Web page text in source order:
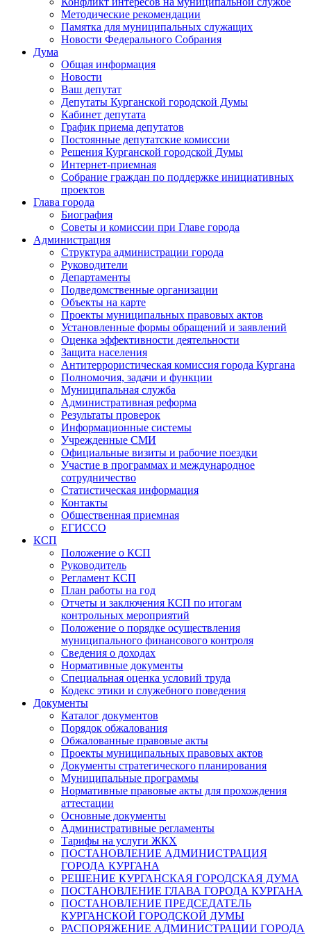
Методические рекомендации
Памятка для муниципальных служащих
Новости Федерального Cобрания
Дума
Общая информация
Новости
Ваш депутат
Депутаты Курганской городской Думы
Кабинет депутата
График приема депутатов
Постоянные депутатские комиссии
Решения Курганской городской Думы
Интернет-приемная
Собрание граждан по поддержке инициативных
проектов
Глава города
Биография
Советы и комиссии при Главе города
Администрация
Структура администрации города
Руководители
Департаменты
Подведомственные организации
Объекты на карте
Проекты муниципальных правовых актов
Установленные формы обращений и заявлений
Оценка эффективности деятельности
Защита населения
Антитеррористическая комиссия города Кургана
Полномочия, задачи и функции
Муниципальная служба
Административная реформа
Результаты проверок
Информационные системы
Учрежденные СМИ
Официальные визиты и рабочие поездки
Участие в программах и международное
сотрудничество
Статистическая информация
Контакты
Общественная приемная
ЕГИССО
КСП
Положение о КСП
Руководитель
Регламент КСП
План работы на год
Отчеты и заключения КСП по итогам
контрольных мероприятий
Положение о порядке осуществления
муниципального финансового контроля
Сведения о доходах
Нормативные документы
Специальная оценка условий труда
Кодекс этики и служебного поведения
Документы
Каталог документов
Порядок обжалования
Обжалованные правовые акты
Проекты муниципальных правовых актов
Документы стратегического планирования
Муниципальные программы
Нормативные правовые акты для прохождения
аттестации
Основные документы
Административные регламенты
Тарифы на услуги ЖКХ
ПОСТАНОВЛЕНИЕ АДМИНИСТРАЦИЯ
ГОРОДА КУРГАНА
РЕШЕНИЕ КУРГАНСКАЯ ГОРОДСКАЯ ДУМА
ПОСТАНОВЛЕНИЕ ГЛАВА ГОРОДА КУРГАНА
ПОСТАНОВЛЕНИЕ ПРЕДСЕДАТЕЛЬ
КУРГАНСКОЙ ГОРОДСКОЙ ДУМЫ
РАСПОРЯЖЕНИЕ АДМИНИСТРАЦИИ ГОРОДА